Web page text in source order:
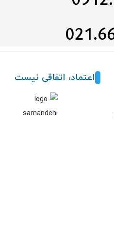
اعتماد، اتفاقی نیست